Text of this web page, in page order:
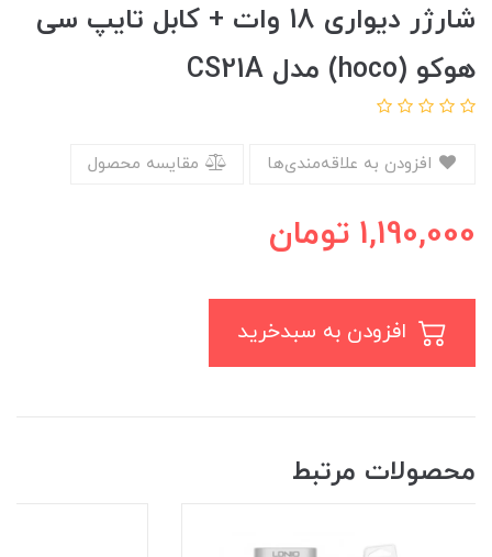
شارژر دیواری 18 وات + کابل تایپ سی
هوکو (hoco) مدل CS21A
مقایسه محصول
1,190,000 تومان
محصولات مرتبط